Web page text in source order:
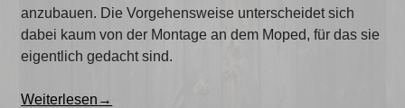
anzubauen. Die Vorgehensweise unterscheidet sich
dabei kaum von der Montage an dem Moped, für das sie
eigentlich gedacht sind.
„Armaturen
Weiterlesen →